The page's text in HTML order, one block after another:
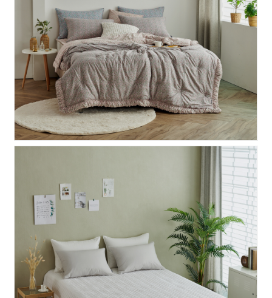
이브닝 차렵이불
호주산 로얄 양모스프레드